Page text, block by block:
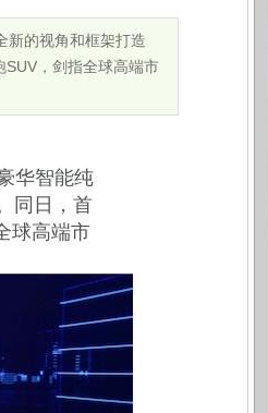
新的视角和框架打造
，剑指全球高端市
华智能纯
同日，首
球高端市